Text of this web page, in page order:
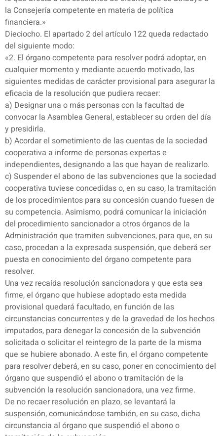
la Consejería competente en materia de política
financiera.»
Dieciocho. El apartado 2 del artículo 122 queda redactado
del siguiente modo:
«2. El órgano competente para resolver podrá adoptar, en
cualquier momento y mediante acuerdo motivado, las
siguientes medidas de carácter provisional para asegurar la
eficacia de la resolución que pudiera recaer:
a) Designar una o más personas con la facultad de
convocar la Asamblea General, establecer su orden del día
y presidirla.
b) Acordar el sometimiento de las cuentas de la sociedad
cooperativa a informe de personas expertas e
independientes, designando a las que hayan de realizarlo.
c) Suspender el abono de las subvenciones que la sociedad
cooperativa tuviese concedidas o, en su caso, la tramitación
de los procedimientos para su concesión cuando fuesen de
su competencia. Asimismo, podrá comunicar la iniciación
del procedimiento sancionador a otros órganos de la
Administración que tramiten subvenciones, para que, en su
caso, procedan a la expresada suspensión, que deberá ser
puesta en conocimiento del órgano competente para
resolver.
Una vez recaída resolución sancionadora y que esta sea
firme, el órgano que hubiese adoptado esta medida
provisional quedará facultado, en función de las
circunstancias concurrentes y de la gravedad de los hechos
imputados, para denegar la concesión de la subvención
solicitada o solicitar el reintegro de la parte de la misma
que se hubiere abonado. A este fin, el órgano competente
para resolver deberá, en su caso, poner en conocimiento del
órgano que suspendió el abono o tramitación de la
subvención la resolución sancionadora, una vez firme.
De no recaer resolución en plazo, se levantará la
suspensión, comunicándose también, en su caso, dicha
circunstancia al órgano que suspendió el abono o